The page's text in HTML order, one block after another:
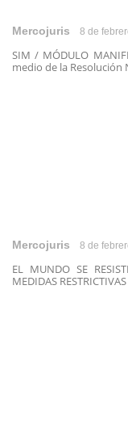
Mercojuris 8 de
SIM / MÓDULO
medio de la Resolución
Mercojuris 8 de
EL MUNDO SE
MEDIDAS